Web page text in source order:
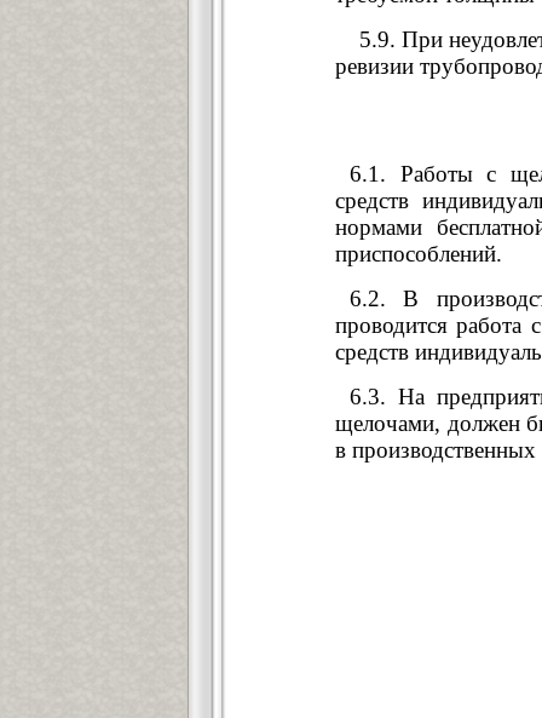
5.9. При
ревизии
6.1. Работы с
средств
нормами
приспособлений.
6.2. В
проводится работа
средств
6.3. На
щелочами, должен
в